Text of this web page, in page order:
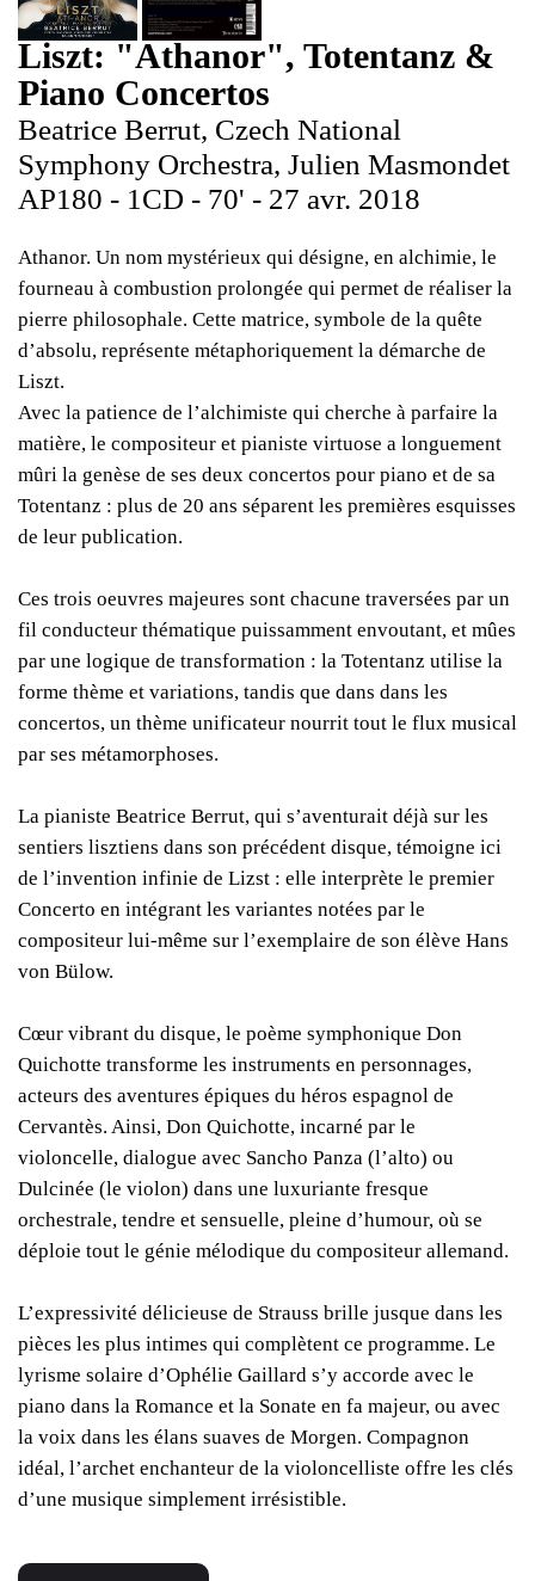
Liszt: "Athanor", Totentanz &
Piano Concertos
Beatrice Berrut, Czech National
Symphony Orchestra, Julien Masmondet
AP180 - 1CD - 70' - 27 avr. 2018
Athanor. Un nom mystérieux qui désigne, en alchimie, le
fourneau à combustion prolongée qui permet de réaliser la
pierre philosophale. Cette matrice, symbole de la quête
d’absolu, représente métaphoriquement la démarche de
Liszt.
Avec la patience de l’alchimiste qui cherche à parfaire la
matière, le compositeur et pianiste virtuose a longuement
mûri la genèse de ses deux concertos pour piano et de sa
Totentanz : plus de 20 ans séparent les premières esquisses
de leur publication.
Ces trois oeuvres majeures sont chacune traversées par un
fil conducteur thématique puissamment envoutant, et mûes
par une logique de transformation : la Totentanz utilise la
forme thème et variations, tandis que dans dans les
concertos, un thème unificateur nourrit tout le flux musical
par ses métamorphoses.
La pianiste Beatrice Berrut, qui s’aventurait déjà sur les
sentiers lisztiens dans son précédent disque, témoigne ici
de l’invention infinie de Lizst : elle interprète le premier
Concerto en intégrant les variantes notées par le
compositeur lui-même sur l’exemplaire de son élève Hans
von Bülow.
Cœur vibrant du disque, le poème symphonique Don
Quichotte transforme les instruments en personnages,
acteurs des aventures épiques du héros espagnol de
Cervantès. Ainsi, Don Quichotte, incarné par le
violoncelle, dialogue avec Sancho Panza (l’alto) ou
Dulcinée (le violon) dans une luxuriante fresque
orchestrale, tendre et sensuelle, pleine d’humour, où se
déploie tout le génie mélodique du compositeur allemand.
L’expressivité délicieuse de Strauss brille jusque dans les
pièces les plus intimes qui complètent ce programme. Le
lyrisme solaire d’Ophélie Gaillard s’y accorde avec le
piano dans la Romance et la Sonate en fa majeur, ou avec
la voix dans les élans suaves de Morgen. Compagnon
idéal, l’archet enchanteur de la violoncelliste offre les clés
d’une musique simplement irrésistible.